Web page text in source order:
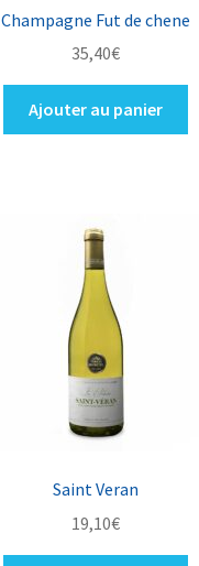
Champagne Fut de chene
35,40€
Ajouter au panier
Saint Veran
19,10€